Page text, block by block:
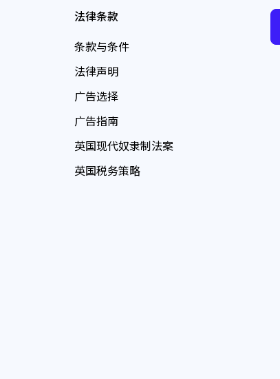
法律条款
条款与条件
法律声明
广告选择
广告指南
英国现代奴隶制法案
英国税务策略